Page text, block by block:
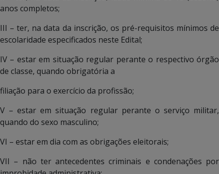
anos completos;
III – ter, na data da inscrição, os pré-requisitos mínimos de
escolaridade especificados neste Edital;
IV – estar em situação regular perante o respectivo órgão
de classe, quando obrigatória a
filiação para o exercício da profissão;
V – estar em situação regular perante o serviço militar,
quando do sexo masculino;
VI – estar em dia com as obrigações eleitorais;
VII – não ter antecedentes criminais e condenações por